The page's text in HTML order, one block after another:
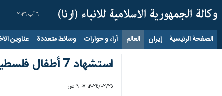
٦ آب ٢٠٢٦
الصفحة الرئيسية إيران العالم آراء و حوارات وسائط متعددة عناوين
استشهاد 7 أطفال فلسطينيين في قطاع غزة نتيجة سوء التغذية
٢٥‏/٠٢‏/٢٠٢٤، ٩:٠٧ ص